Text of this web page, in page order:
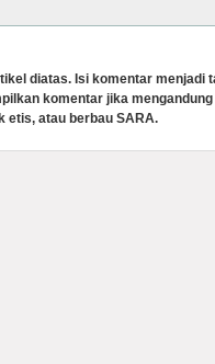
diatas. Isi komentar menjadi
komentar jika
etis, atau berbau SARA.